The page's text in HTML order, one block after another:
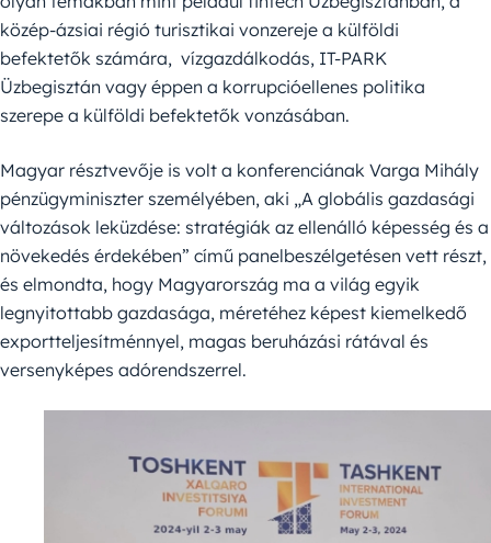
közép-ázsiai régió turisztikai vonzereje a külföldi
befektetők számára, vízgazdálkodás, IT-PARK
Üzbegisztán vagy éppen a korrupcióellenes politika
szerepe a külföldi befektetők vonzásában.
Magyar résztvevője is volt a konferenciának Varga Mihály
pénzügyminiszter személyében, aki „A globális gazdasági
változások leküzdése: stratégiák az ellenálló képesség és a
növekedés érdekében” című panelbeszélgetésen vett részt,
és elmondta, hogy Magyarország ma a világ egyik
legnyitottabb gazdasága, méretéhez képest kiemelkedő
exportteljesítménnyel, magas beruházási rátával és
versenyképes adórendszerrel.